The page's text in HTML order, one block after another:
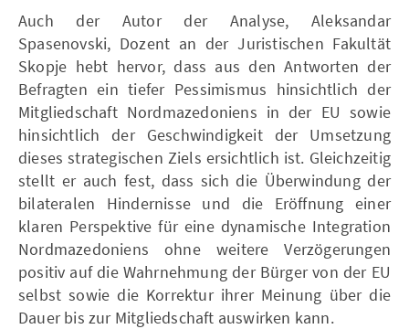
Auch der Autor der Analyse, Aleksandar
Spasenovski, Dozent an der Juristischen Fakultät
Skopje hebt hervor, dass aus den Antworten der
Befragten ein tiefer Pessimismus hinsichtlich der
Mitgliedschaft Nordmazedoniens in der EU sowie
hinsichtlich der Geschwindigkeit der Umsetzung
dieses strategischen Ziels ersichtlich ist. Gleichzeitig
stellt er auch fest, dass sich die Überwindung der
bilateralen Hindernisse und die Eröffnung einer
klaren Perspektive für eine dynamische Integration
Nordmazedoniens ohne weitere Verzögerungen
positiv auf die Wahrnehmung der Bürger von der EU
selbst sowie die Korrektur ihrer Meinung über die
Dauer bis zur Mitgliedschaft auswirken kann.